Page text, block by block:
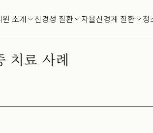
원 소개 신경성 질환 자율신경계 질환 청
치료 사례